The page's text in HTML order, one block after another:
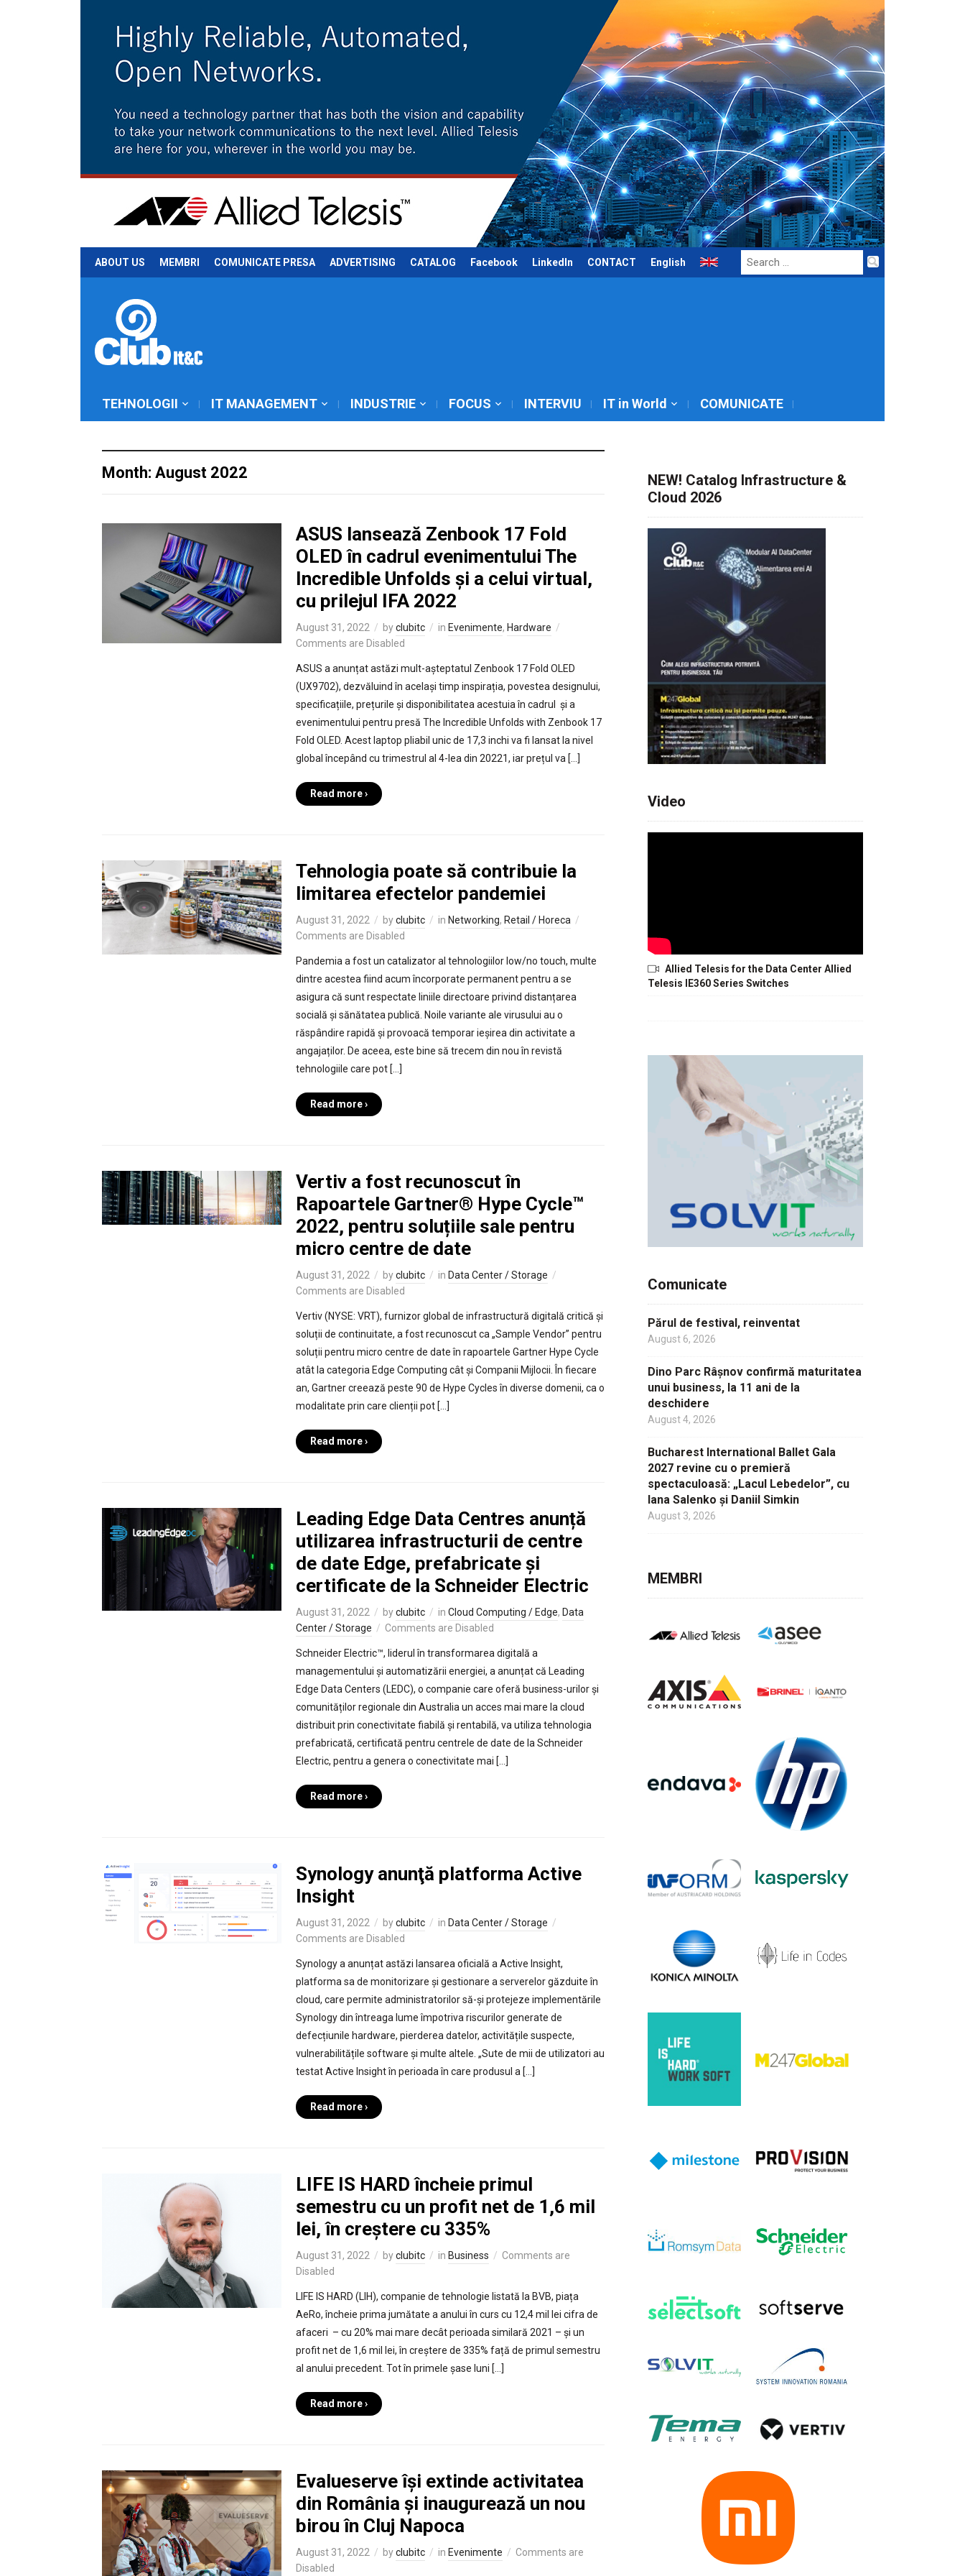
ABOUT US MEMBRI COMUNICATE PRESA ADVERTISING CATALOG Facebook LinkedIn CONTACT English
Search
for:
TEHNOLOGII IT MANAGEMENT INDUSTRIE FOCUS INTERVIU IT in World COMUNICATE
Month: August 2022
ASUS lansează Zenbook 17 Fold
OLED în cadrul evenimentului The
Incredible Unfolds și a celui virtual,
cu prilejul IFA 2022
August 31, 2022 byclubitc in Evenimente, Hardware
Comments are Disabled
ASUS a anunțat astăzi mult-așteptatul Zenbook 17 Fold OLED
(UX9702), dezvăluind în același timp inspirația, povestea designului,
specificațiile, prețurile și disponibilitatea acestuia în cadrul și a
evenimentului pentru presă The Incredible Unfolds with Zenbook 17
Fold OLED. Acest laptop pliabil unic de 17,3 inchi va fi lansat la nivel
global începând cu trimestrul al 4-lea din 20221, iar prețul va […]
Read more ›
Tehnologia poate să contribuie la
limitarea efectelor pandemiei
August 31, 2022 byclubitc in Networking, Retail / Horeca
Comments are Disabled
Pandemia a fost un catalizator al tehnologiilor low/no touch, multe
dintre acestea fiind acum încorporate permanent pentru a se
asigura că sunt respectate liniile directoare privind distanțarea
socială și sănătatea publică. Noile variante ale virusului au o
răspândire rapidă și provoacă temporar ieșirea din activitate a
angajaților. De aceea, este bine să trecem din nou în revistă
tehnologiile care pot […]
Read more ›
Vertiv a fost recunoscut în
Rapoartele Gartner® Hype Cycle™
2022, pentru soluțiile sale pentru
micro centre de date
August 31, 2022 byclubitc in Data Center / Storage
Comments are Disabled
Vertiv (NYSE: VRT), furnizor global de infrastructură digitală critică și
soluții de continuitate, a fost recunoscut ca „Sample Vendor” pentru
soluții pentru micro centre de date în rapoartele Gartner Hype Cycle
atât la categoria Edge Computing cât și Companii Mijlocii. În fiecare
an, Gartner creează peste 90 de Hype Cycles în diverse domenii, ca o
modalitate prin care clienții pot […]
Read more ›
Leading Edge Data Centres anunță
utilizarea infrastructurii de centre
de date Edge, prefabricate și
certificate de la Schneider Electric
August 31, 2022 byclubitc in Cloud Computing / Edge, Data
Center / Storage
Comments are Disabled
Schneider Electric™, liderul în transformarea digitală a
managementului și automatizării energiei, a anunțat că Leading
Edge Data Centers (LEDC), o companie care oferă business-urilor și
comunităților regionale din Australia un acces mai mare la cloud
distribuit prin conectivitate fiabilă și rentabilă, va utiliza tehnologia
prefabricată, certificată pentru centrele de date de la Schneider
Electric, pentru a genera o conectivitate mai […]
Read more ›
Synology anunţă platforma Active
Insight
August 31, 2022 byclubitc in Data Center / Storage
Comments are Disabled
Synology a anunțat astăzi lansarea oficială a Active Insight,
platforma sa de monitorizare și gestionare a serverelor găzduite în
cloud, care permite administratorilor să-și protejeze implementările
Synology din întreaga lume împotriva riscurilor generate de
defecțiunile hardware, pierderea datelor, activitățile suspecte,
vulnerabilitățile software și multe altele. „Sute de mii de utilizatori au
testat Active Insight în perioada în care produsul a […]
Read more ›
LIFE IS HARD încheie primul
semestru cu un profit net de 1,6 mil
lei, în creștere cu 335%
August 31, 2022 byclubitc in Business
Comments are
Disabled
LIFE IS HARD (LIH), companie de tehnologie listată la BVB, piața
AeRo, încheie prima jumătate a anului în curs cu 12,4 mil lei cifra de
afaceri – cu 20% mai mare decât perioada similară 2021 – și un
profit net de 1,6 mil lei, în creștere de 335% față de primul semestru
al anului precedent. Tot în primele șase luni […]
Read more ›
Evalueserve își extinde activitatea
din România și inaugurează un nou
birou în Cluj Napoca
August 31, 2022 byclubitc in Evenimente
Comments are
Disabled
NEW! Catalog Infrastructure &
Cloud 2026
Video
Allied Telesis for the Data Center Allied
Telesis IE360 Series Switches
Comunicate
Părul de festival, reinventat
August 6, 2026
Dino Parc Râșnov confirmă maturitatea
unui business, la 11 ani de la
deschidere
August 4, 2026
Bucharest International Ballet Gala
2027 revine cu o premieră
spectaculoasă: „Lacul Lebedelor”, cu
Iana Salenko și Daniil Simkin
August 3, 2026
MEMBRI